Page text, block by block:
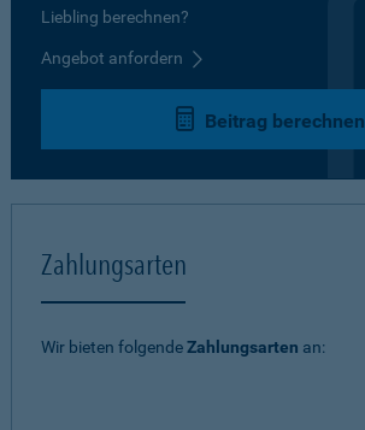
Liebling berechnen?
Angebot anfordern
Beitrag berechnen
Zahlungsarten
Wir bieten folgendeZahlungsarten an: